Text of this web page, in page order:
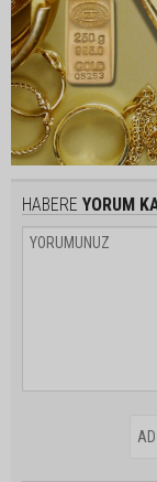
HABERE YORUM